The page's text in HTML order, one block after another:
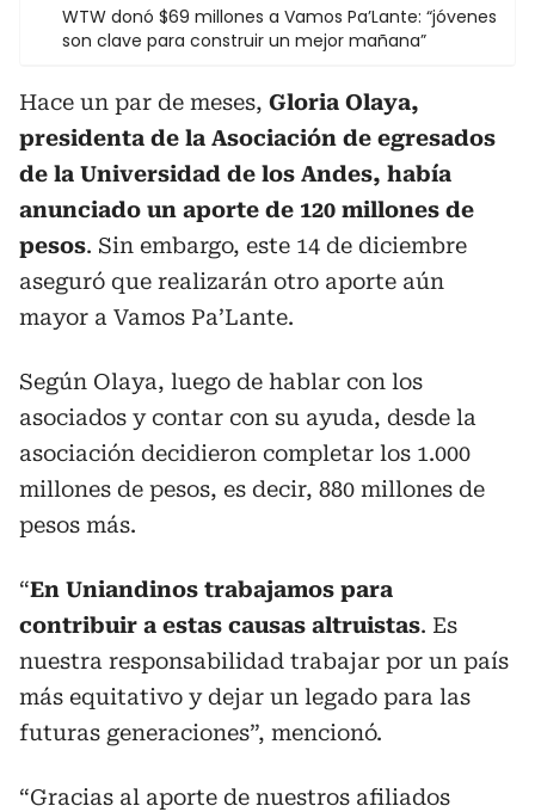
WTW donó $69 millones a Vamos Pa’Lante: “jóvenes
son clave para construir un mejor mañana”
Hace un par de meses, Gloria Olaya,
presidenta de la Asociación de egresados
de la Universidad de los Andes, había
anunciado un aporte de 120 millones de
pesos. Sin embargo, este 14 de diciembre
aseguró que realizarán otro aporte aún
mayor a Vamos Pa’Lante.
Según Olaya, luego de hablar con los
asociados y contar con su ayuda, desde la
asociación decidieron completar los 1.000
millones de pesos, es decir, 880 millones de
pesos más.
“En Uniandinos trabajamos para
contribuir a estas causas altruistas. Es
nuestra responsabilidad trabajar por un país
más equitativo y dejar un legado para las
futuras generaciones”, mencionó.
“Gracias al aporte de nuestros afiliados